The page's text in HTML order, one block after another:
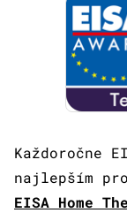
Každoročne
najlepším
EISA Home